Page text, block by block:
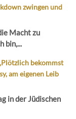
zwingen und
Macht zu
bin,...
bekommst
am eigenen Leib
in der Jüdischen